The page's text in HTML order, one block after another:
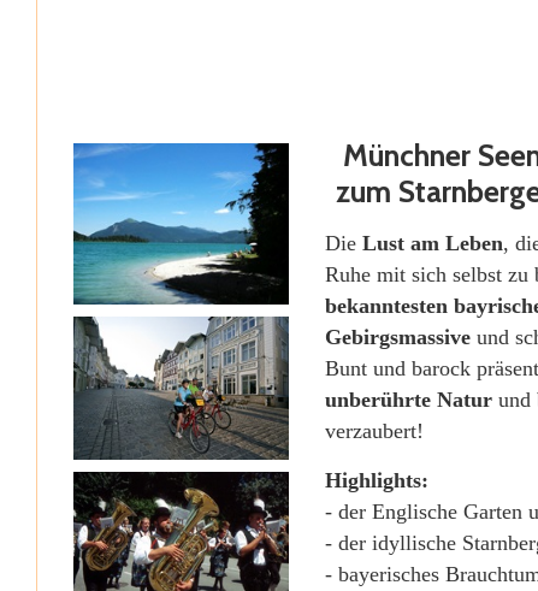
Münchner
zum
Die Lust am Leben,
Ruhe mit sich selbst zu
bekanntesten
Gebirgsmassiveund
Bunt und barock
unberührte Naturund
verzaubert!
Highlights:
- der Englische Garten
- der idyllische
- bayerisches